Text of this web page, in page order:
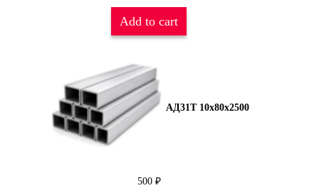
Add to cart
АД31Т 10х80х2500
500 ₽